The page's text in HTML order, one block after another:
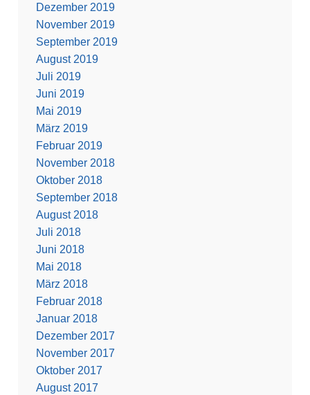
Dezember 2019
November 2019
September 2019
August 2019
Juli 2019
Juni 2019
Mai 2019
März 2019
Februar 2019
November 2018
Oktober 2018
September 2018
August 2018
Juli 2018
Juni 2018
Mai 2018
März 2018
Februar 2018
Januar 2018
Dezember 2017
November 2017
Oktober 2017
August 2017